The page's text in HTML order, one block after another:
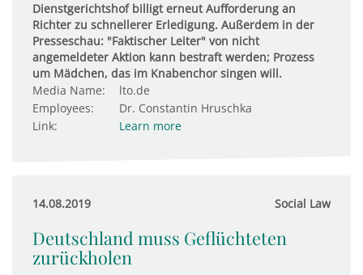
Dienstgerichtshof billigt erneut Aufforderung an
Richter zu schnellerer Erledigung. Außerdem in der
Presseschau: "Faktischer Leiter" von nicht
angemeldeter Aktion kann bestraft werden; Prozess
um Mädchen, das im Knabenchor singen will.
Media Name:
lto.de
Employees:
Dr. Constantin Hruschka
Link:
Learn more
14.08.2019 Social Law
Deutschland muss Geflüchteten
zurückholen